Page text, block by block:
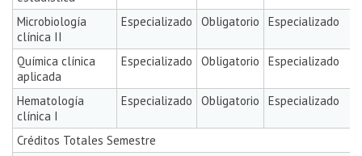
Microbiología
clínica II
Especializado Obligatorio Especializado
Química clínica
aplicada
Especializado Obligatorio Especializado
Hematología
clínica I
Especializado Obligatorio Especializado
Créditos Totales Semestre